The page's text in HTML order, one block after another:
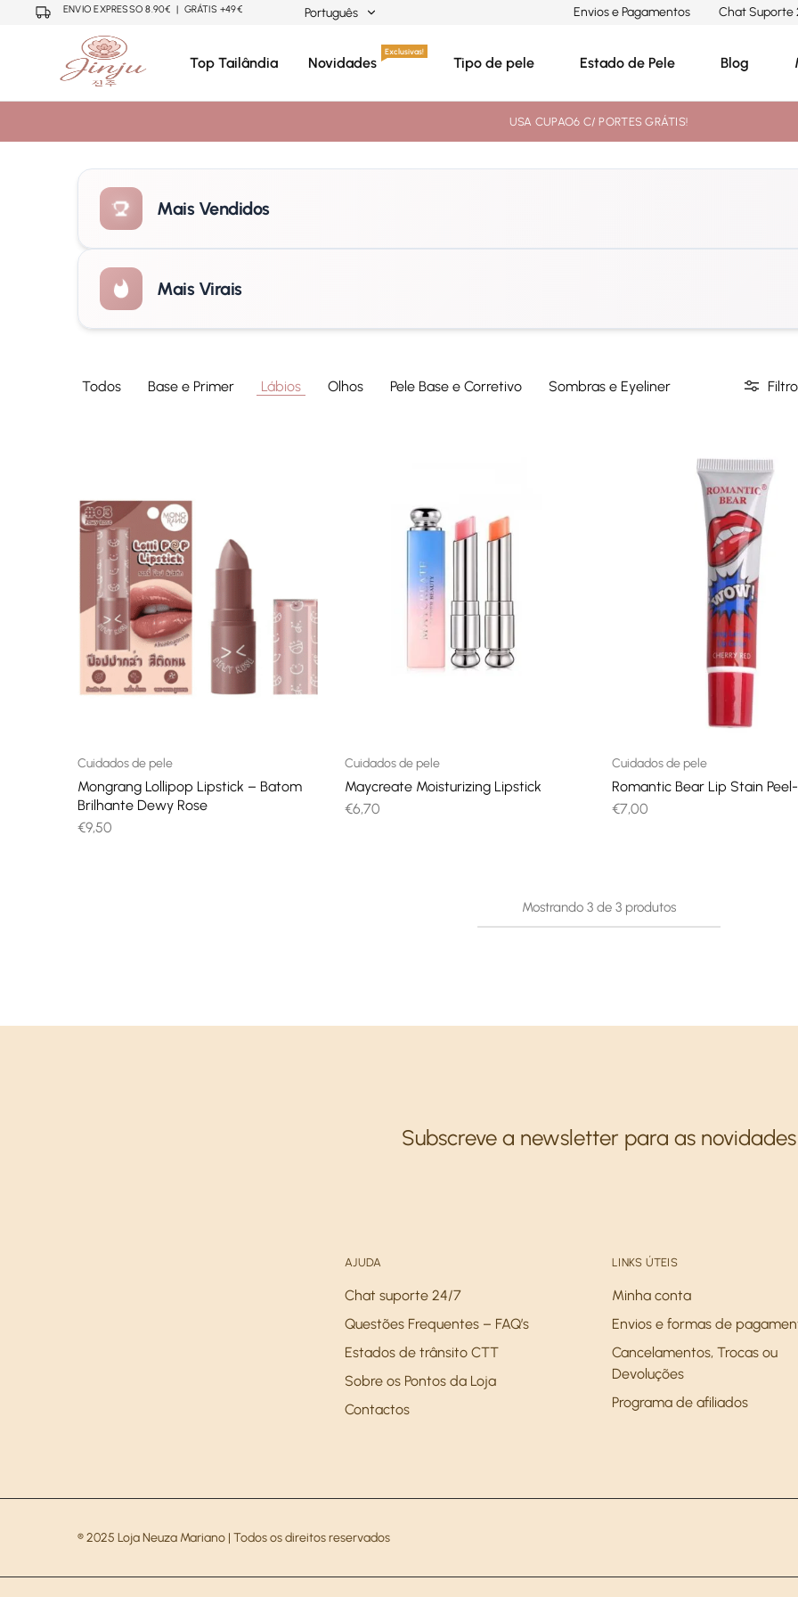
ENVIO EXPRESSO 8.90€ | GRÁTIS +49€ Português Envios e Pagamentos Chat Suporte
Neuza
Mariano
Cosmética
Coreana,
Japonesa,
Top Tailândia Novidades
Exclusivas!
Tipo de pele Estado de Pele Blog
USA CUPAO6 C/ PORTES GRÁTIS!
Mais Vendidos
Mais Virais
Todos Base e Primer Lábios Olhos Pele Base e Corretivo Sombras e Eyeliner Filtro
Cuidados de pele
Mongrang Lollipop Lipstick – Batom
Brilhante Dewy Rose
€9,50
Cuidados de pele
Maycreate Moisturizing Lipstick
€6,70
Cuidados de pele
Romantic Bear Lip Stain
€7,00
Mostrando3 de 3 produtos
Subscreve a newsletter para as novidades
AJUDA
Chat suporte 24/7
Questões Frequentes – FAQ’s
Estados de trânsito CTT
Sobre os Pontos da Loja
Contactos
LINKS ÚTEIS
Minha conta
Envios e formas de
Cancelamentos, Trocas ou
Devoluções
Programa de afiliados
® 2025 Loja Neuza Mariano | Todos os direitos reservados